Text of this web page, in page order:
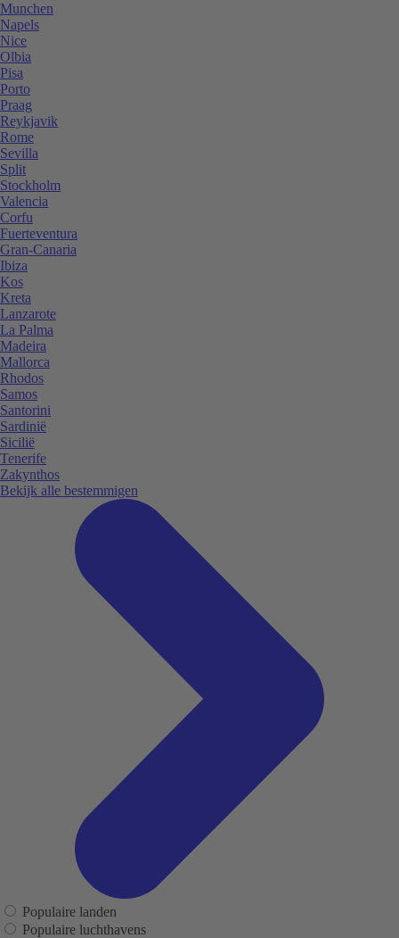
Munchen
Napels
Nice
Olbia
Pisa
Porto
Praag
Reykjavik
Rome
Sevilla
Split
Stockholm
Valencia
Corfu
Fuerteventura
Gran-Canaria
Ibiza
Kos
Kreta
Lanzarote
La Palma
Madeira
Mallorca
Rhodos
Samos
Santorini
Sardinië
Sicilië
Tenerife
Zakynthos
Bekijk alle bestemmigen
Populaire landen
Populaire luchthavens